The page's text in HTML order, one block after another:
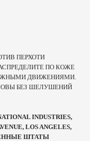
ПЕРХОТИ
ПО КОЖЕ
ДВИЖЕНИЯМИ.
БЕЗ ШЕЛУШЕНИЙ
INDUSTRIES,
LOS ANGELES,
ШТАТЫ